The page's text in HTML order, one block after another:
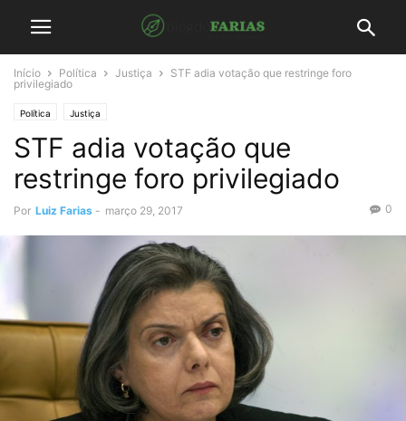
Início Política Justiça
STF adia votação que restringe foro
privilegiado
Política Justiça
STF adia votação que
restringe foro privilegiado
Por Luiz Farias - março 29, 2017 0